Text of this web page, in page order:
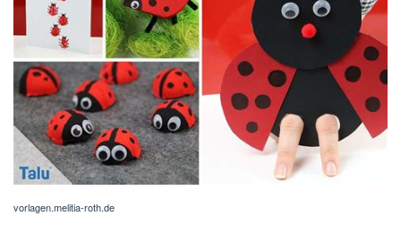
vorlagen.melitia-roth.de